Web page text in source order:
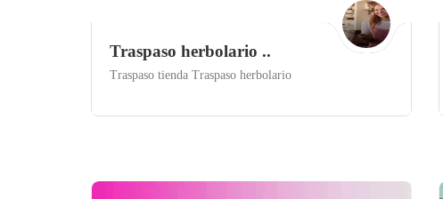
Traspaso herbolario ..
Traspaso tienda Traspaso herbolario